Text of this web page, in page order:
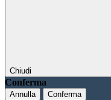
Chiudi
Conferma
Annulla Conferma